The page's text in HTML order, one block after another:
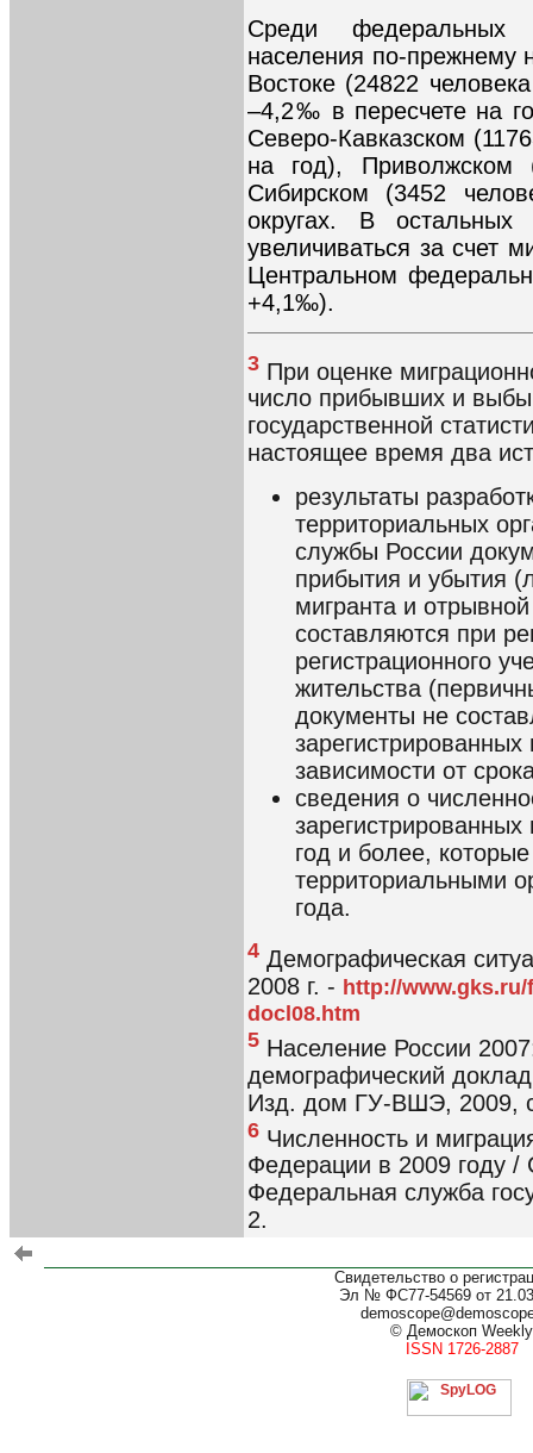
Среди федеральных
населения по-прежнему
Востоке (24822
–4,2‰ в пересчете на
Северо-Кавказском
на год),
Сибирском (3452
округах. В остальных
увеличиваться за счет
Центральном
+4,1‰).
3 При оценке
число прибывших и
государственной
настоящее время два
результаты
территориальных
службы России
прибытия и убытия
мигранта и
составляются при
регистрационного
жительства
документы не
зависимости от
сведения о
год и более,
территориальными
года.
4 Демографическая
2008 г. - http://www.gks.ru/
docl08.htm
5 Население России
демографический
Изд. дом ГУ-ВШЭ, 2009,
6 Численность и
Федерации в 2009 году /
Федеральная служба
2.
Свидетельство о
Эл № ФС77-54569 от
© Демоскоп Weekly
ISSN 1726-2887